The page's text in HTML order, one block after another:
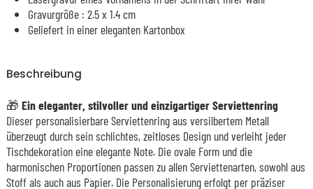
Gravurgröße : 2.5 x 1.4 cm
Geliefert in einer eleganten Kartonbox
Beschreibung
🎁 Ein eleganter, stilvoller und einzigartiger Serviettenring
Dieser personalisierbare Serviettenring aus versilbertem Metall
überzeugt durch sein schlichtes, zeitloses Design und verleiht jeder
Tischdekoration eine elegante Note. Die ovale Form und die
harmonischen Proportionen passen zu allen Serviettenarten, sowohl aus
Stoff als auch aus Papier. Die Personalisierung erfolgt per präziser